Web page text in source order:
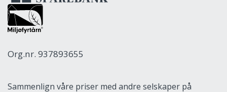
Org.nr. 937893655
Sammenlign våre priser med andre selskaper på